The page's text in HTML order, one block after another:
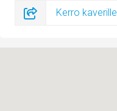
Kerro kaverille